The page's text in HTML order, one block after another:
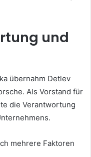
und
übernahm Detlev
Als Vorstand für
die Verantwortung
mehrere Faktoren